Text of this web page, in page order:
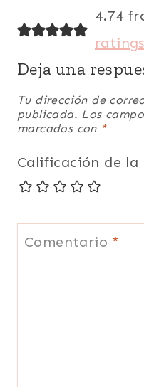
4.74
Deja una
Tu dirección de
publicada. Los
marcados con *
Calificación de la
Comentario *